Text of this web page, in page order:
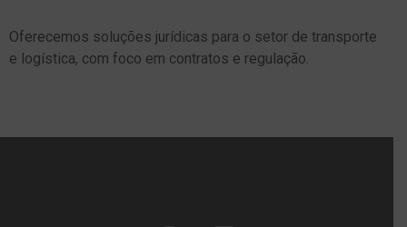
Oferecemos soluções jurídicas para o setor de transporte
e logística, com foco em contratos e regulação.